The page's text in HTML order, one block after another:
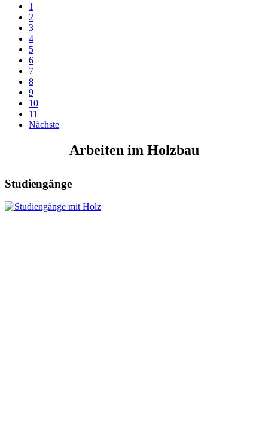
1
2
3
4
5
6
7
8
9
10
11
Nächste
Arbeiten im Holzbau
Studiengänge